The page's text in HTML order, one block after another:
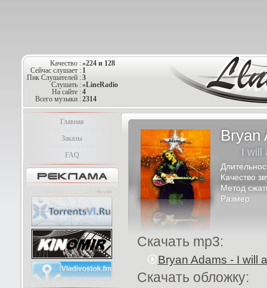
Качество :»224 и 128
Сейчас слушает : 1
Пик Слушателей :3
Слушать :»LineRadio
На сайте :4
Всего музыки :2314
Главная
Заказы
FAQ
Bryan
I will
Качество
Метод
Размер:
Скачать mp3:
Bryan Adams - I will
Скачать обложку: